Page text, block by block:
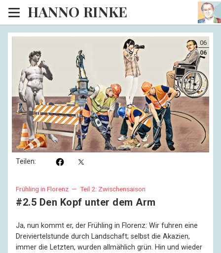
HANNO RINKE
Heim
EISINSEL
Sonntagspredigten
Blog
Lesesaal
Hörsaal
Kinosaal
Teilen:
06
06
Frühling in Florenz — Teil 2: Zwischensaison
#2.5 Den Kopf unter dem Arm
Ja, nun kommt er, der Frühling in Florenz: Wir fuhren eine
Dreiviertelstunde durch Landschaft; selbst die Akazien,
immer die Letzten, wurden allmählich grün. Hin und wieder